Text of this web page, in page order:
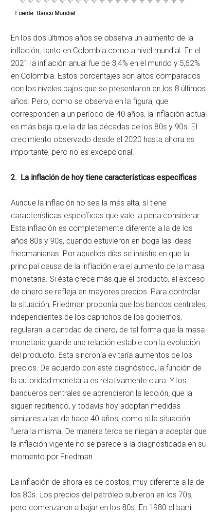
En los dos últimos años se observa un aumento de la
inflación, tanto en Colombia como a nivel mundial. En el
2021 la inflación anual fue de 3,4% en el mundo y 5,62%
en Colombia. Estos porcentajes son altos comparados
con los niveles bajos que se presentaron en los 8 últimos
años. Pero, como se observa en la figura, que
corresponden a un período de 40 años, la inflación actual
es más baja que la de las décadas de los 80s y 90s. El
crecimiento observado desde el 2020 hasta ahora es
importante, pero no es excepcional.
2. La inflación de hoy tiene características específicas
Aunque la inflación no sea la más alta, sí tiene
características específicas que vale la pena considerar.
Esta inflación es completamente diferente a la de los
años 80s y 90s, cuando estuvieron en boga las ideas
friedmanianas. Por aquellos días se insistía en que la
principal causa de la inflación era el aumento de la masa
monetaria. Si ésta crece más que el producto, el exceso
de dinero se refleja en mayores precios. Para controlar
la situación, Friedman proponía que los bancos centrales,
independientes de los caprichos de los gobiernos,
regularan la cantidad de dinero, de tal forma que la masa
monetaria guarde una relación estable con la evolución
del producto. Esta sincronía evitaría aumentos de los
precios. De acuerdo con este diagnóstico, la función de
la autoridad monetaria es relativamente clara. Y los
banqueros centrales se aprendieron la lección, que la
siguen repitiendo, y todavía hoy adoptan medidas
similares a las de hace 40 años, como si la situación
fuera la misma. De manera terca se niegan a aceptar que
la inflación vigente no se parece a la diagnosticada en su
momento por Friedman.
La inflación de ahora es de costos, muy diferente a la de
los 80s. Los precios del petróleo subieron en los 70s,
pero comenzaron a bajar en los 80s. En 1980 el barril